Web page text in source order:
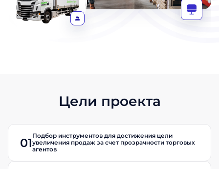
Цели проекта
01 Подбор инструментов для достижения цели
увеличения продаж за счет прозрачности торговых
агентов